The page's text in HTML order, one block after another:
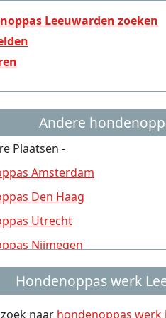
Leeuwarden zoeken
Andere
Plaatsen -
Amsterdam
Den Haag
Utrecht
Nijmegen
Rotterdam
Groningen
Hondenoppas werk
naar hondenoppas werk